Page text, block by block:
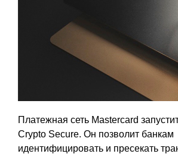
Платежная сеть Mastercard
Crypto Secure. Он позволит банкам
идентифицировать и пресекать